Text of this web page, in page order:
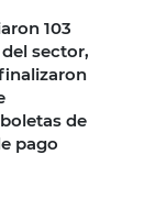
103
sector,
de
pago